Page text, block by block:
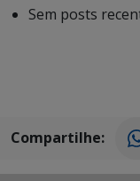
Sem posts
Compartilhe: